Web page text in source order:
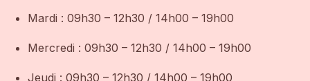
Mardi : 09h30 – 12h30 / 14h00 – 19h00
Mercredi : 09h30 – 12h30 / 14h00 – 19h00
Jeudi : 09h30 – 12h30 / 14h00 – 19h00